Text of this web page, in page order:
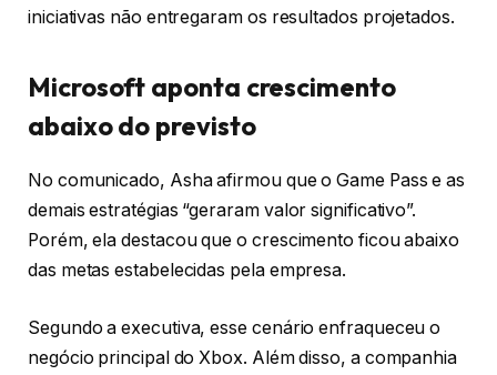
iniciativas não entregaram os resultados projetados.
Microsoft aponta crescimento
abaixo do previsto
No comunicado, Asha afirmou que o Game Pass e as
demais estratégias “geraram valor significativo”.
Porém, ela destacou que o crescimento ficou abaixo
das metas estabelecidas pela empresa.
Segundo a executiva, esse cenário enfraqueceu o
negócio principal do Xbox. Além disso, a companhia